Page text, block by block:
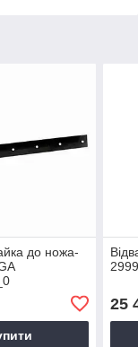
до ножа-
25